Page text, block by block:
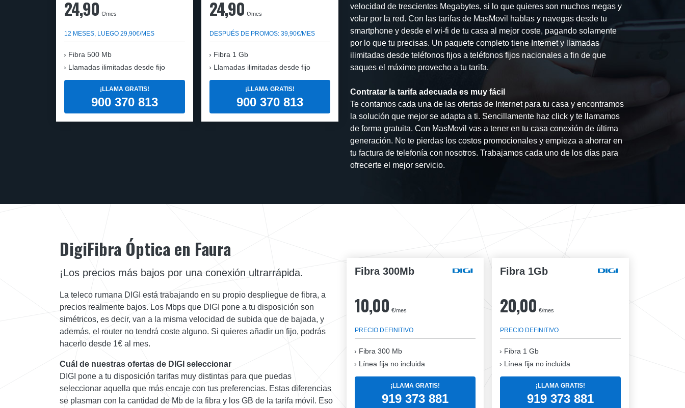
24,90 €/mes
12 MESES, LUEGO 29,90€/MES
Fibra 500 Mb
Llamadas ilimitadas desde fijo
¡LLAMA GRATIS!
900 370 813
24,90 €/mes
DESPUÉS DE PROMOS: 39,90€/MES
Fibra 1 Gb
Llamadas ilimitadas desde fijo
¡LLAMA GRATIS!
900 370 813
velocidad de trescientos Megabytes, si lo que quieres son muchos megas y
volar por la red. Con las tarifas de MasMovil hablas y navegas desde tu
smartphone y desde el wi-fi de tu casa al mejor coste, pagando solamente
por lo que tu precisas. Un paquete completo tiene Internet y llamadas
ilimitadas desde teléfonos fijos a teléfonos fijos nacionales a fin de que
saques el máximo provecho a tu tarifa.
Contratar la tarifa adecuada es muy fácil
Te contamos cada una de las ofertas de Internet para tu casa y encontramos
la solución que mejor se adapta a ti. Sencillamente haz click y te llamamos
de forma gratuita. Con MasMovil vas a tener en tu casa conexión de última
generación. No te pierdas los costos promocionales y empieza a ahorrar en
tu factura de telefonía con nosotros. Trabajamos cada uno de los días para
ofrecerte el mejor servicio.
Fibra 300Mb
10,00 €/mes
PRECIO DEFINITIVO
Fibra 300 Mb
Línea fija no incluida
¡LLAMA GRATIS!
919 373 881
Fibra 1Gb
20,00 €/mes
PRECIO DEFINITIVO
Fibra 1 Gb
Línea fija no incluida
¡LLAMA GRATIS!
919 373 881
DigiFibra Óptica en Faura
¡Los precios más bajos por una conexión ultrarrápida.
La teleco rumana DIGI está trabajando en su propio despliegue de fibra, a
precios realmente bajos. Los Mbps que DIGI pone a tu disposición son
simétricos, es decir, van a la misma velocidad de subida que de bajada, y
además, el router no tendrá coste alguno. Si quieres añadir un fijo, podrás
hacerlo desde 1€ al mes.
Cuál de nuestras ofertas de DIGI seleccionar
DIGI pone a tu disposición tarifas muy distintas para que puedas
seleccionar aquella que más encaje con tus preferencias. Estas diferencias
se plasman con la cantidad de Mb de la fibra y los GB de la tarifa móvil. Eso